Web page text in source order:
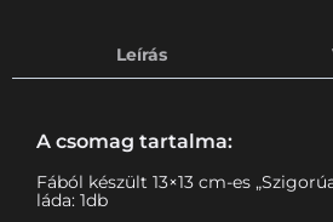
Leírás
A csomag tartalma:
Fából készült 13×13 cm-es
láda: 1db